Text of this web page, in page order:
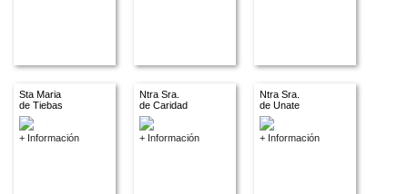
Sta Maria
de Tiebas
+ Información
Ntra Sra.
de Caridad
+ Información
Ntra Sra.
de Unate
+ Información